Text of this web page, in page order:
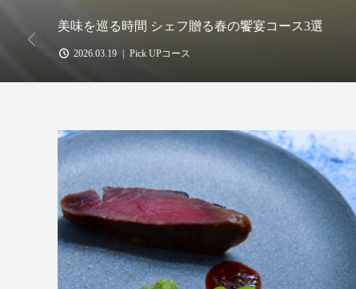
美味を巡る時間 シェフ贈る春の饗宴コース3選
2026.03.19 Pick UPコース